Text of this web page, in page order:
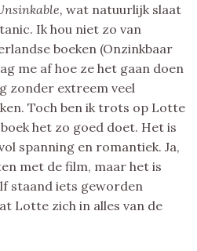
wat natuurlijk slaat
Ik hou niet zo van
boeken (Onzinkbaar
me af hoe ze het gaan doen
zonder extreem veel
Toch ben ik trots op Lotte
het zo goed doet. Het is
spanning en romantiek. Ja,
met de film, maar het is
staand iets geworden
Lotte zich in alles van de